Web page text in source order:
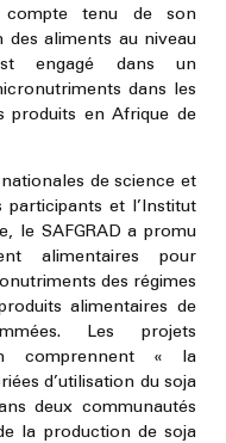
compte tenu de son
aliments au niveau
engagé dans un
dans les
produits en Afrique de
de science et
participants et l’Institut
le SAFGRAD a promu
alimentaires pour
des régimes
alimentaires de
Les projets
comprennent « la
d’utilisation du soja
deux communautés
la production de soja